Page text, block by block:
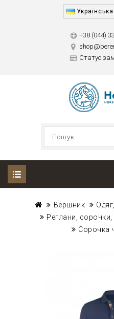
Українська
+38 (044)
Статус
Вершник
Реглани,
Сорочка